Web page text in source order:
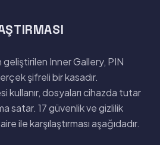
Inner Gallery, PIN
şifreli bir kasadır.
kullanır, dosyaları cihazda tutar
satar. 17 güvenlik ve gizlilik
ile karşılaştırması aşağıdadır.